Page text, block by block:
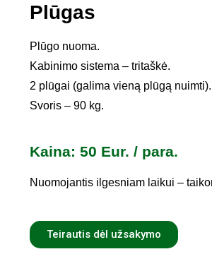
Plūgas
Plūgo nuoma.
Kabinimo sistema – tritaškė.
2 plūgai (galima vieną plūgą nuimti).
Svoris – 90 kg.
Kaina: 50 Eur. / para.
Nuomojantis ilgesniam laikui –
Teirautis dėl užsakymo